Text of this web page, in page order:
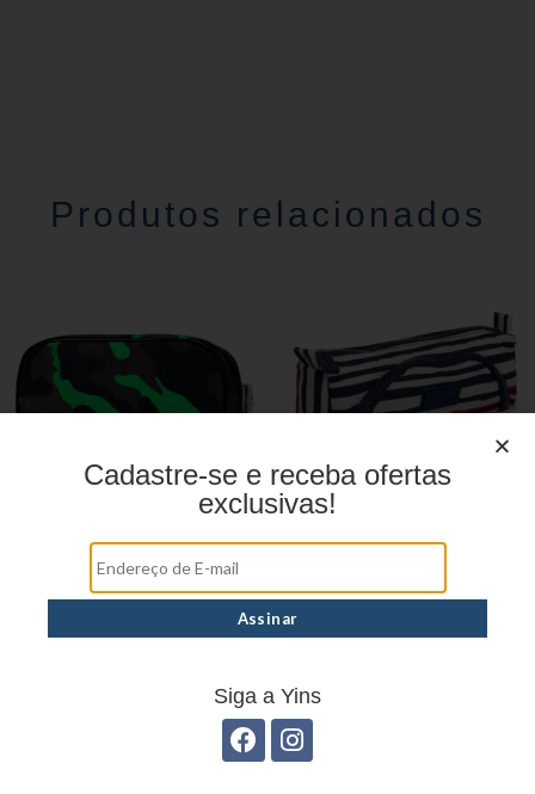
Produtos relacionados
Estojo Juvenil YS27105 Estojo Juvenil YS41030
Cadastre-se e receba ofertas
exclusivas!
Siga a Yins